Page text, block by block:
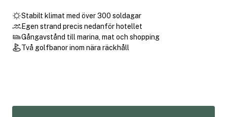
Stabilt klimat med över 300 soldagar
Egen strand precis nedanför hotellet
Gångavstånd till marina, mat och shopping
Två golfbanor inom nära räckhåll